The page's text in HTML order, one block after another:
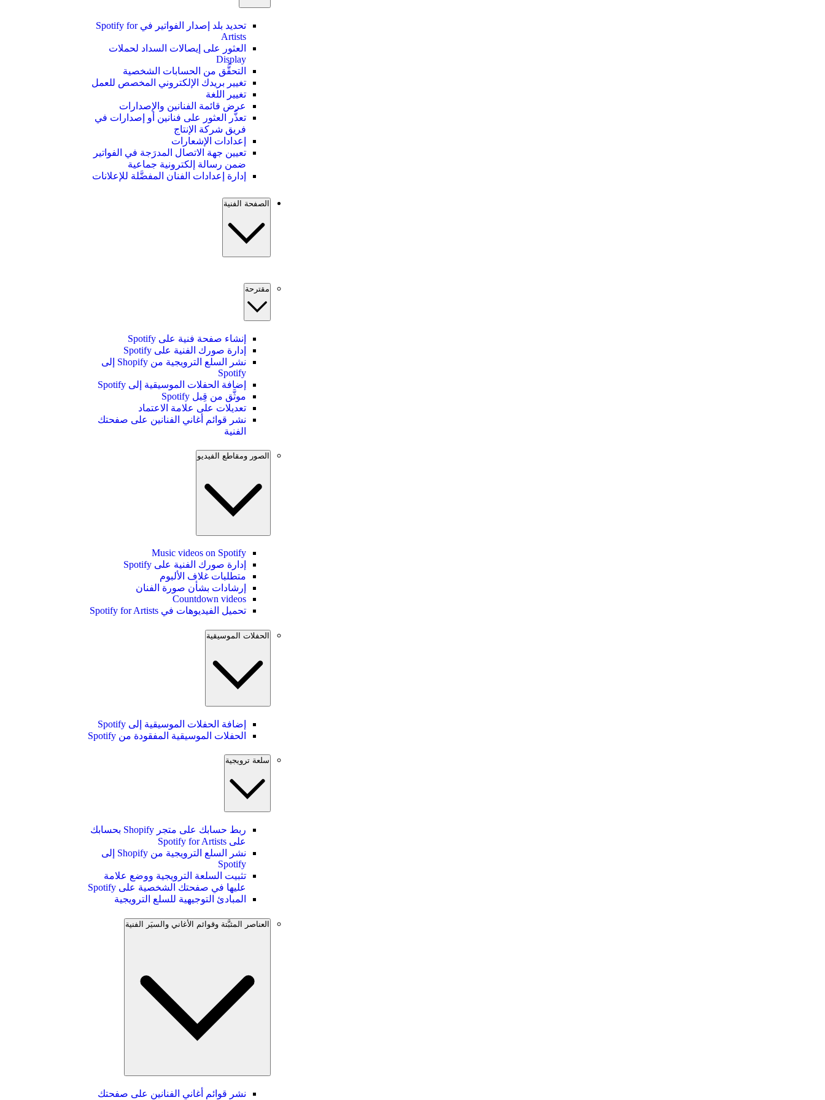
تحديد بلد إصدار الفواتير في Spotify for
Artists
العثور على إيصالات السداد لحملات
Display
التحقُّق من الحسابات الشخصية
تغيير بريدك الإلكتروني المخصص للعمل
تغيير اللغة
عرض قائمة الفنانين والإصدارات
تعذُّر العثور على فنانين أو إصدارات في
فريق شركة الإنتاج
إعدادات الإشعارات
تعيين جهة الاتصال المدرَجة في الفواتير
ضمن رسالة إلكترونية جماعية
إدارة إعدادات الفنان المفضَّلة للإعلانات
الصفحة الفنية
مقترحة
إنشاء صفحة فنية على Spotify
إدارة صورك الفنية على Spotify
نشر السلع الترويجية من Shopify إلى
Spotify
إضافة الحفلات الموسيقية إلى Spotify
موثَّق من قِبل Spotify
تعديلات على علامة الاعتماد
نشر قوائم أغاني الفنانين على صفحتك
الفنية
الصور ومقاطع الفيديو
Music videos on Spotify
إدارة صورك الفنية على Spotify
متطلبات غلاف الألبوم
إرشادات بشأن صورة الفنان
Countdown videos
تحميل الفيديوهات في Spotify for Artists
الحفلات الموسيقية
إضافة الحفلات الموسيقية إلى Spotify
الحفلات الموسيقية المفقودة من Spotify
سلعة ترويجية
ربط حسابك على متجر Shopify بحسابك
على Spotify for Artists
نشر السلع الترويجية من Shopify إلى
Spotify
تثبيت السلعة الترويجية ووضع علامة
عليها في صفحتك الشخصية على Spotify
المبادئ التوجيهية للسلع الترويجية
العناصر المثبَّتة وقوائم الأغاني والسيَر الفنية
نشر قوائم أغاني الفنانين على صفحتك